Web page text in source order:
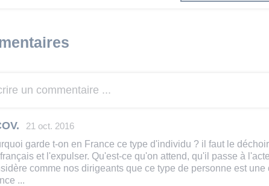
un commentaire ...
21 oct. 2016
garde t-on en France ce type d'individu ? il faut le
et l'expulser. Qu'est-ce qu'on attend, qu'il passe à
comme nos dirigeants que ce type de personne est une
...